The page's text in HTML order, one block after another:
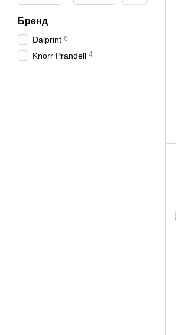
Бренд
Dalprint 6
Knorr Prandell 4